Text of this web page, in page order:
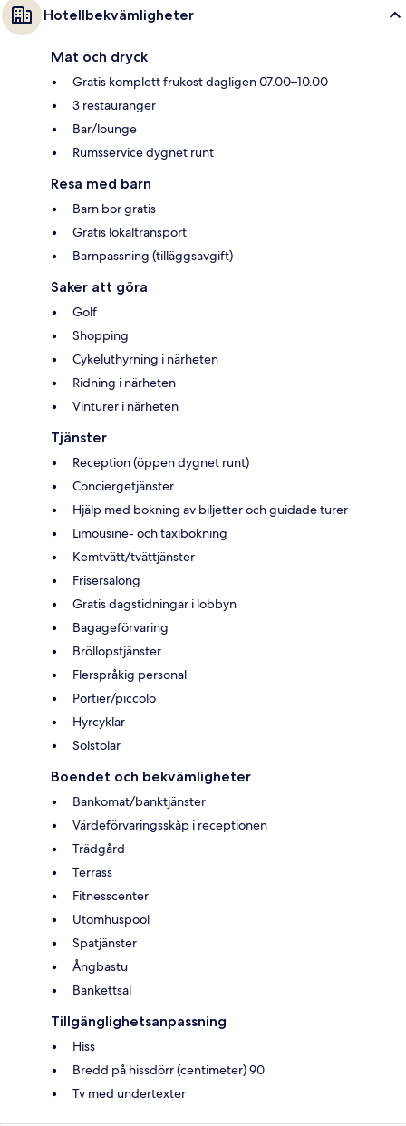
Hotellbekvämligheter
Mat och dryck
Gratis komplett frukost dagligen 07.00–10.00
3 restauranger
Bar/lounge
Rumsservice dygnet runt
Resa med barn
Barn bor gratis
Gratis lokaltransport
Barnpassning (tilläggsavgift)
Saker att göra
Golf
Shopping
Cykeluthyrning i närheten
Ridning i närheten
Vinturer i närheten
Tjänster
Reception (öppen dygnet runt)
Conciergetjänster
Hjälp med bokning av biljetter och guidade turer
Limousine- och taxibokning
Kemtvätt/tvättjänster
Frisersalong
Gratis dagstidningar i lobbyn
Bagageförvaring
Bröllopstjänster
Flerspråkig personal
Portier/piccolo
Hyrcyklar
Solstolar
Boendet och bekvämligheter
Bankomat/banktjänster
Värdeförvaringsskåp i receptionen
Trädgård
Terrass
Fitnesscenter
Utomhuspool
Spatjänster
Ångbastu
Bankettsal
Tillgänglighetsanpassning
Hiss
Bredd på hissdörr (centimeter) 90
Tv med undertexter